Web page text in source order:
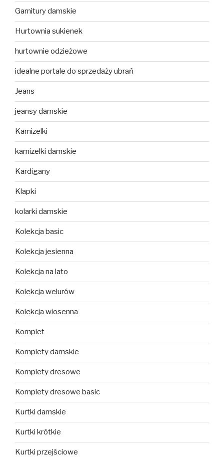
Garnitury damskie
Hurtownia sukienek
hurtownie odzieżowe
idealne portale do sprzedaży ubrań
Jeans
jeansy damskie
Kamizelki
kamizelki damskie
Kardigany
Klapki
kolarki damskie
Kolekcja basic
Kolekcja jesienna
Kolekcja na lato
Kolekcja welurów
Kolekcja wiosenna
Komplet
Komplety damskie
Komplety dresowe
Komplety dresowe basic
Kurtki damskie
Kurtki krótkie
Kurtki przejściowe